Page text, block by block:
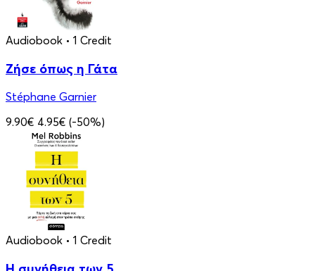
Audiobook • 1 Credit
Ζήσε όπως η Γάτα
Stéphane Garnier
9.90€ 4.95€ (-50%)
Audiobook • 1 Credit